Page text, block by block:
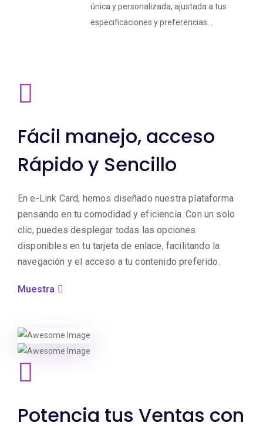
única y personalizada, ajustada a tus
especificaciones y preferencias. .
Fácil manejo, acceso
Rápido y Sencillo
En e-Link Card, hemos diseñado nuestra plataforma
pensando en tu comodidad y eficiencia. Con un solo
clic, puedes desplegar todas las opciones
disponibles en tu tarjeta de enlace, facilitando la
navegación y el acceso a tu contenido preferido.
Muestra
Potencia tus Ventas con